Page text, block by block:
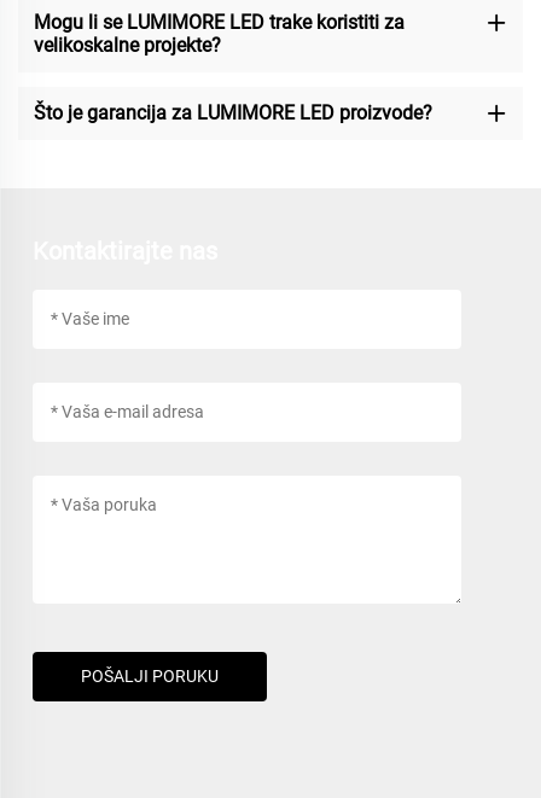
Mogu li se LUMIMORE LED trake koristiti za
velikoskalne projekte?
Što je garancija za LUMIMORE LED proizvode?
POŠALJI PORUKU